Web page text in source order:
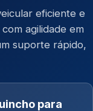
eficiente e
agilidade em
suporte rápido,
para